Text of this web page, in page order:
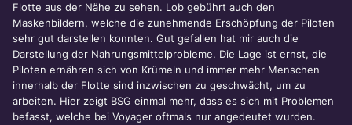
Flotte aus der Nähe zu sehen. Lob gebührt auch den
Maskenbildern, welche die zunehmende Erschöpfung der Piloten
sehr gut darstellen konnten. Gut gefallen hat mir auch die
Darstellung der Nahrungsmittelprobleme. Die Lage ist ernst, die
Piloten ernähren sich von Krümeln und immer mehr Menschen
innerhalb der Flotte sind inzwischen zu geschwächt, um zu
arbeiten. Hier zeigt BSG einmal mehr, dass es sich mit Problemen
befasst, welche bei Voyager oftmals nur angedeutet wurden.